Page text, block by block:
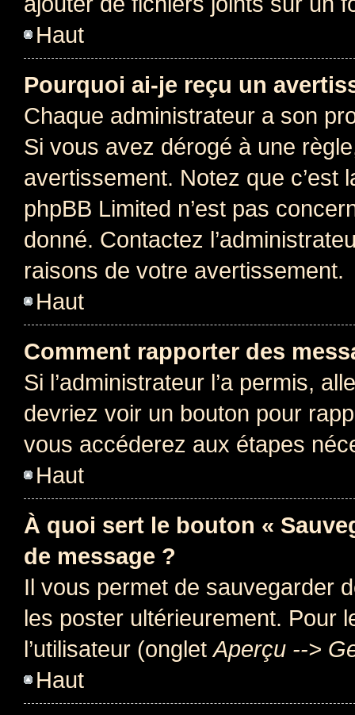
Haut
Pourquoi ai-je reçu un
Chaque administrateur a son
Si vous avez dérogé à une
avertissement. Notez que c’est
phpBB Limited n’est pas
donné. Contactez
raisons de votre avertissement.
Haut
Comment rapporter des
Si l’administrateur l’a permis,
devriez voir un bouton pour
vous accéderez aux étapes
Haut
À quoi sert le bouton «
de message ?
Il vous permet de sauvegarder
les poster ultérieurement. Pour
l’utilisateur (onglet Aperçu -->
Haut